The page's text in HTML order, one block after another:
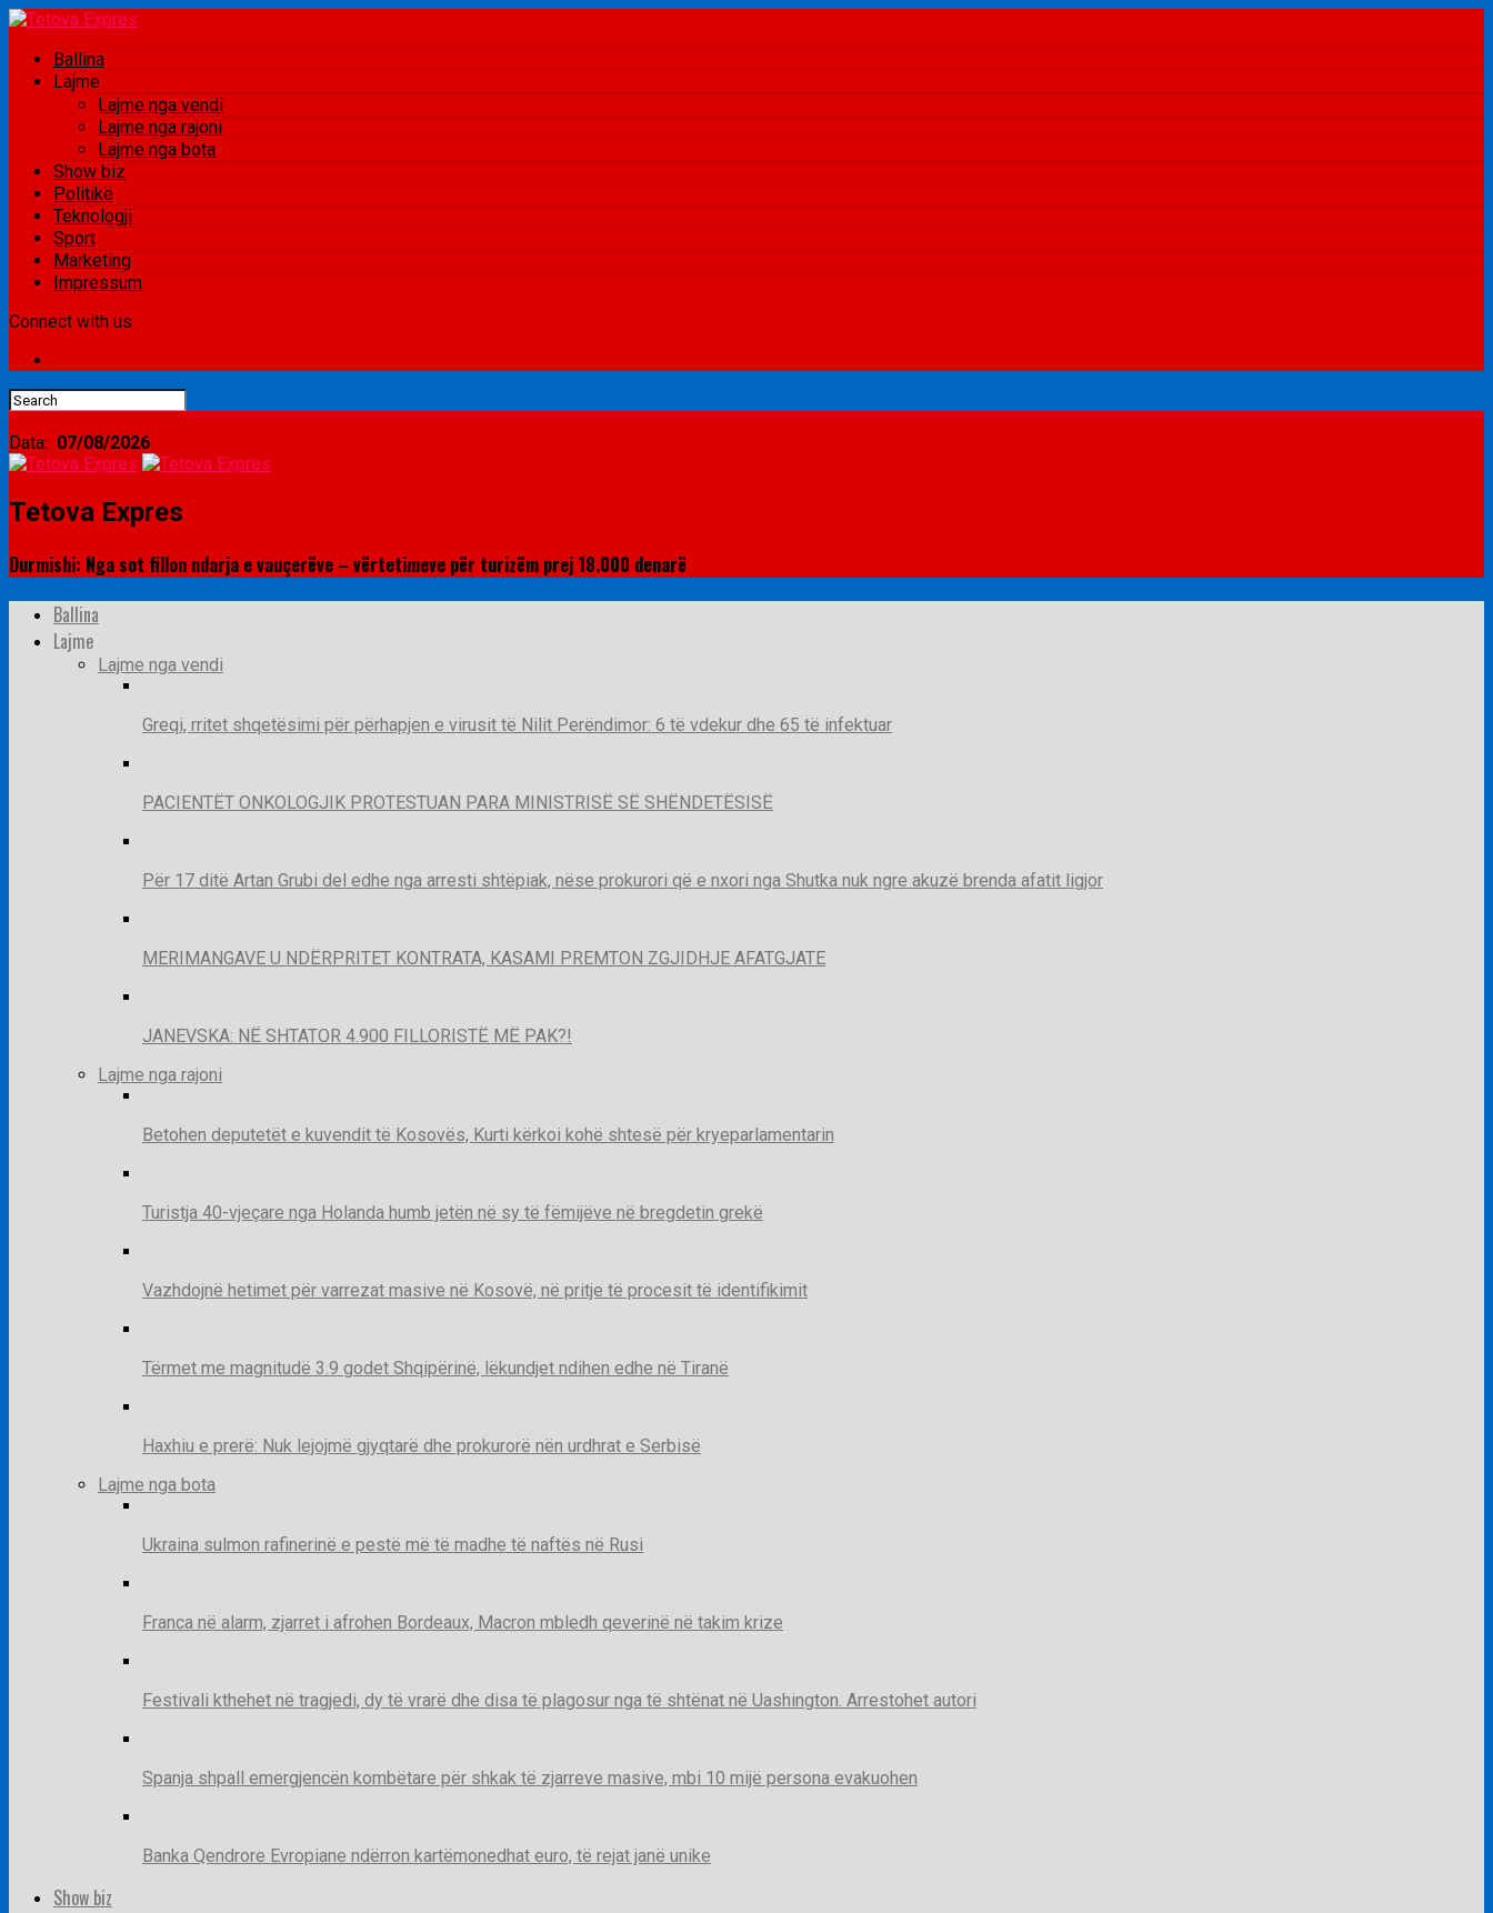
Ballina
Lajme
Lajme nga vendi
Lajme nga rajoni
Lajme nga bota
Show biz
Politikë
Teknologji
Sport
Marketing
Impressum
Connect with us
Data: 07/08/2026
Tetova Expres
Durmishi: Nga sot fillon ndarja e vauçerëve – vërtetimeve për turizëm prej 18.000 denarë
Ballina
Lajme
Lajme nga vendi
Greqi, rritet shqetësimi për përhapjen e virusit të Nilit Perëndimor: 6 të vdekur dhe 65 të infektuar
PACIENTËT ONKOLOGJIK PROTESTUAN PARA MINISTRISË SË SHËNDETËSISË
Për 17 ditë Artan Grubi del edhe nga arresti shtëpiak, nëse prokurori që e nxori nga Shutka nuk ngre akuzë brenda afatit ligjor
MERIMANGAVE U NDËRPRITET KONTRATA, KASAMI PREMTON ZGJIDHJE AFATGJATE
JANEVSKA: NË SHTATOR 4.900 FILLORISTË MË PAK?!
Lajme nga rajoni
Betohen deputetët e kuvendit të Kosovës, Kurti kërkoi kohë shtesë për kryeparlamentarin
Turistja 40-vjeçare nga Holanda humb jetën në sy të fëmijëve në bregdetin grekë
Vazhdojnë hetimet për varrezat masive në Kosovë, në pritje të procesit të identifikimit
Tërmet me magnitudë 3.9 godet Shqipërinë, lëkundjet ndihen edhe në Tiranë
Haxhiu e prerë: Nuk lejojmë gjyqtarë dhe prokurorë nën urdhrat e Serbisë
Lajme nga bota
Ukraina sulmon rafinerinë e pestë më të madhe të naftës në Rusi
Franca në alarm, zjarret i afrohen Bordeaux, Macron mbledh qeverinë në takim krize
Festivali kthehet në tragjedi, dy të vrarë dhe disa të plagosur nga të shtënat në Uashington. Arrestohet autori
Spanja shpall emergjencën kombëtare për shkak të zjarreve masive, mbi 10 mijë persona evakuohen
Banka Qendrore Evropiane ndërron kartëmonedhat euro, të rejat janë unike
Show biz